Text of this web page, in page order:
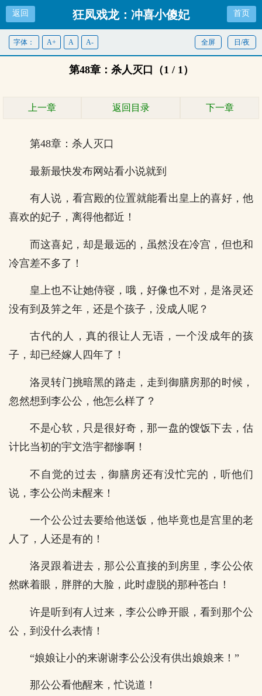
返回 狂凤戏龙：冲喜小傻妃 首页
日/夜
全屏
字体： A+ A A-
第48章：杀人灭口（1 / 1）
上一章 返回目录 下一章
第48章：杀人灭口
最新最快发布网站看小说就到
有人说，看宫殿的位置就能看出皇上的喜好，他
喜欢的妃子，离得他都近！
而这喜妃，却是最远的，虽然没在冷宫，但也和
冷宫差不多了！
皇上也不让她侍寝，哦，好像也不对，是洛灵还
没有到及笄之年，还是个孩子，没成人呢？
古代的人，真的很让人无语，一个没成年的孩
子，却已经嫁人四年了！
洛灵转门挑暗黑的路走，走到御膳房那的时候，
忽然想到李公公，他怎么样了？
不是心软，只是很好奇，那一盘的馊饭下去，估
计比当初的宇文浩宇都惨啊！
不自觉的过去，御膳房还有没忙完的，听他们
说，李公公尚未醒来！
一个公公过去要给他送饭，他毕竟也是宫里的老
人了，人还是有的！
洛灵跟着进去，那公公直接的到房里，李公公依
然眯着眼，胖胖的大脸，此时虚脱的那种苍白！
许是听到有人过来，李公公睁开眼，看到那个公
公，到没什么表情！
“娘娘让小的来谢谢李公公没有供出娘娘来！”
那公公看他醒来，忙说道！